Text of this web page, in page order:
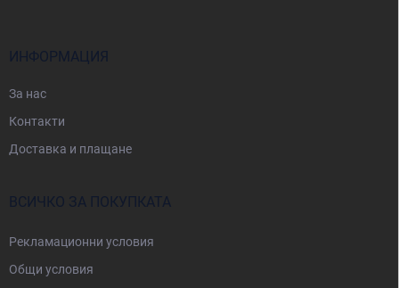
ИНФОРМАЦИЯ
За нас
Контакти
Доставка и плащане
ВСИЧКО ЗА ПОКУПКАТА
Рекламационни условия
Общи условия